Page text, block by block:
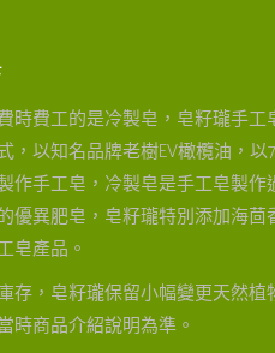
時費工的是冷製皂，皂籽瓏手工
，以知名品牌老樹EV橄欖油，
作手工皂，冷製皂是手工皂製
優異肥皂，皂籽瓏特別添加海茴
皂產品。
存，皂籽瓏保留小幅變更天然
時商品介紹說明為準。